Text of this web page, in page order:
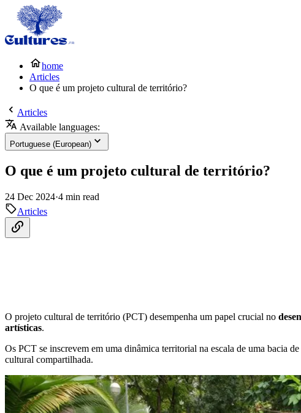
home
Articles
O que é um projeto cultural de território?
Articles
Available languages:
Portuguese (European)
O que é um projeto cultural de território?
24 Dec 2024·4 min read
Articles
O projeto cultural de território (PCT) desempenha um papel crucial no
artísticas.
Os PCT se inscrevem em uma dinâmica territorial na escala de uma bacia
cultural compartilhada.